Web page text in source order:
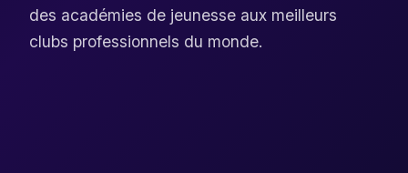
des académies de jeunesse aux meilleurs
clubs professionnels du monde.